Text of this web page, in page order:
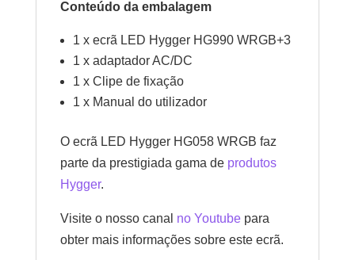
Conteúdo da embalagem
1 x ecrã LED Hygger HG990 WRGB+3
1 x adaptador AC/DC
1 x Clipe de fixação
1 x Manual do utilizador
O ecrã LED Hygger HG058 WRGB faz
parte da prestigiada gama de produtos
Hygger.
Visite o nosso canal no Youtubepara
obter mais informações sobre este ecrã.